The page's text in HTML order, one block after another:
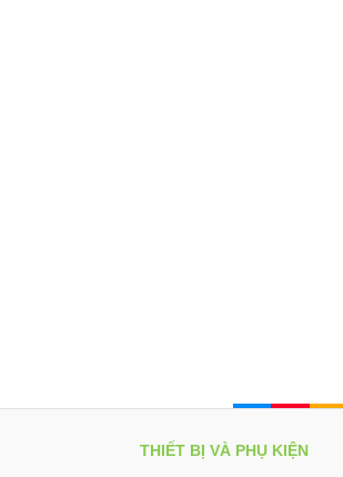
THIẾT BỊ VÀ PHỤ KIỆN